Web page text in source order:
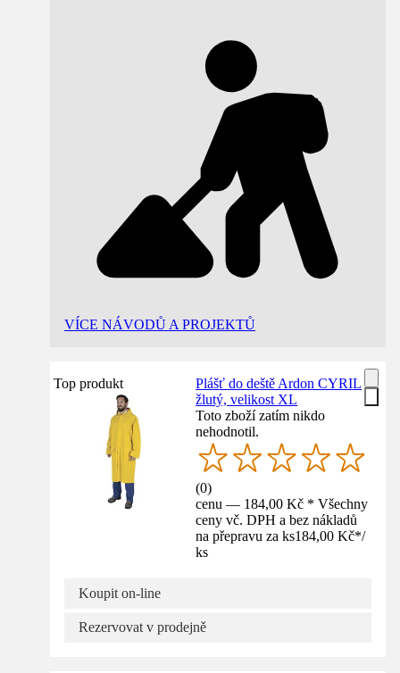
VÍCE NÁVODŮ A PROJEKTŮ
Top produkt
Plášť do deště Ardon CYRIL
žlutý, velikost XL
Toto zboží zatím nikdo
nehodnotil.
(0)
cenu — 184,00 Kč * Všechny
ceny vč. DPH a bez nákladů
na přepravu za ks184,00 Kč*/
ks
Koupit on-line
Rezervovat v prodejně